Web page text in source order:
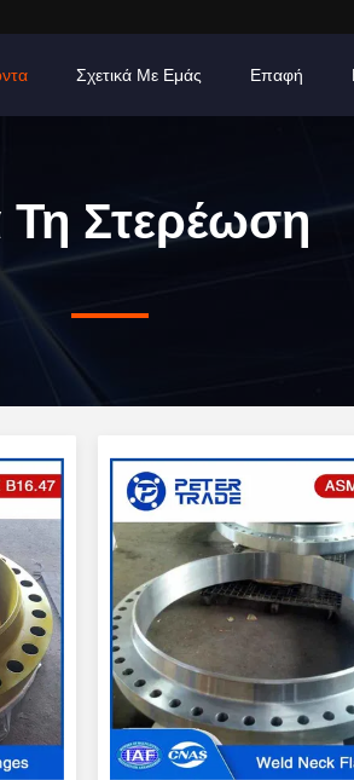
Σχετικά Με Εμάς Επαφή
Τη Στερέωση